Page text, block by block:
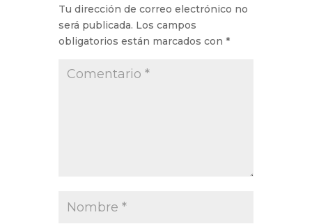
Tu dirección de correo electrónico no
será publicada. Los campos
obligatorios están marcados con *